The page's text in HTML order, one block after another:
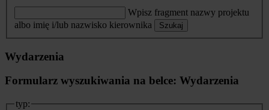
Wpisz fragment nazwy projektu
albo imię i/lub nazwisko kierownika
Szukaj
Wydarzenia
Formularz wyszukiwania na belce: Wydarzenia
typ: